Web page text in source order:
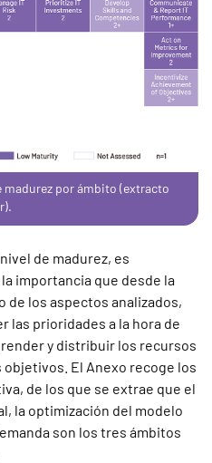
madurez por ámbito (extracto
de madurez, es
importancia que desde la
de los aspectos analizados,
las prioridades a la hora de
y distribuir los recursos
El Anexo recoge los
de los que se extrae que el
la optimización del modelo
son los tres ámbitos